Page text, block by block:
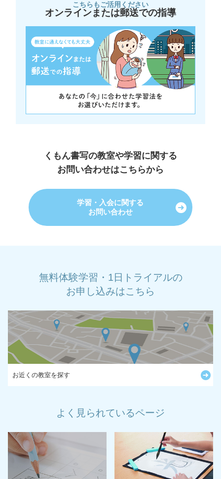
こちらもご活用ください
オンラインまたは郵送での指導
くもん書写の教室や学習に関する
お問い合わせはこちらから
学習・入会に関する
お問い合わせ
無料体験学習・1日トライアルの
お申し込みはこちら
お近くの教室を探す
よく見られているページ